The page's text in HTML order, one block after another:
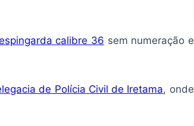
calibre 36 sem numeração e
de Polícia Civil de Iretama, onde